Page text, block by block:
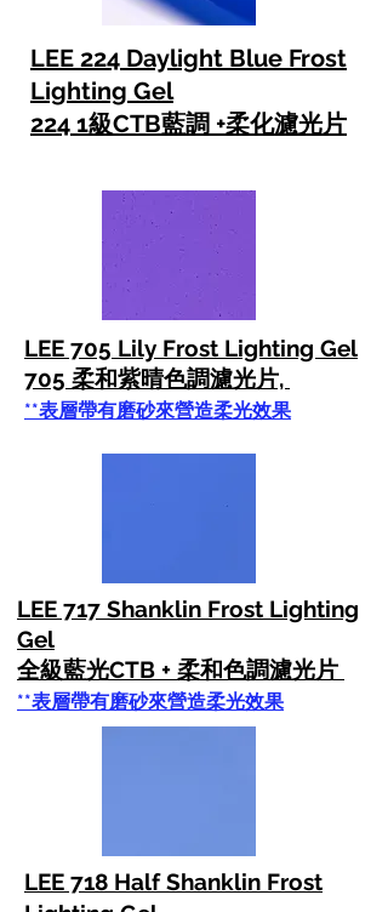
LEE 224 Daylight Blue Frost
Lighting Gel
224 1級CTB藍調 +柔化濾光片
LEE 705 Lily Frost Lighting Gel
705 柔和紫晴色調濾光片,
**表層帶有磨砂來營造柔光效果
LEE 717 Shanklin Frost Lighting
Gel
全級藍光CTB + 柔和色調濾光片
**表層帶有磨砂來營造柔光效果
LEE 718 Half Shanklin Frost